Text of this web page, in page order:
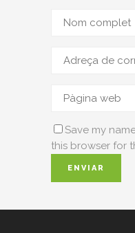
Save my
this browser for